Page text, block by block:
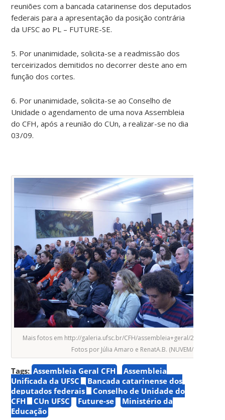
reuniões com a bancada catarinense dos deputados
federais para a apresentação da posição contrária
da UFSC ao PL – FUTURE-SE.
5. Por unanimidade, solicita-se a readmissão dos
terceirizados demitidos no decorrer deste ano em
função dos cortes.
6. Por unanimidade, solicita-se ao Conselho de
Unidade o agendamento de uma nova Assembleia
do CFH, após a reunião do CUn, a realizar-se no dia
03/09.
Mais fotos em http://galeria.ufsc.br/CFH/assembleia+geral/26-08-
Fotos por Júlia Amaro e RenatA.B. (NUVEM/CFH).
Tags: Assembleia Geral CFH
Assembleia
Unificada da UFSC
Bancada catarinense dos
deputados federais
Conselho de Unidade do
CFH
CUn UFSC Future-se
Ministério da
Educação